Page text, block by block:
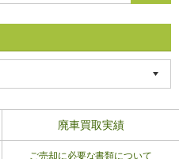
廃車買取実績
ご売却に必要な書類について